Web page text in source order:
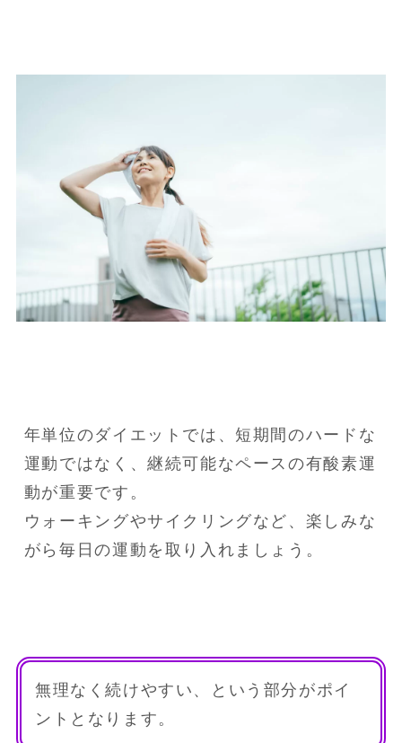
年単位のダイエットでは、短期間のハードな
運動ではなく、継続可能なペースの有酸素運
動が重要です。
ウォーキングやサイクリングなど、楽しみな
がら毎日の運動を取り入れましょう。
無理なく続けやすい、という部分がポイ
ントとなります。